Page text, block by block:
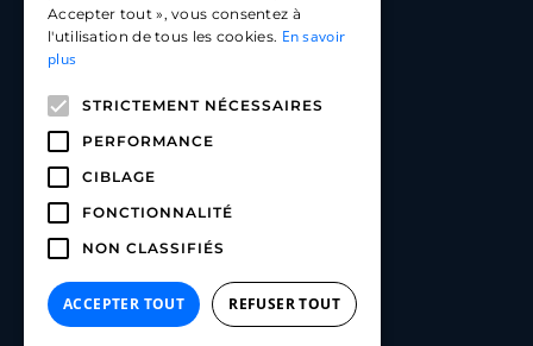
Carlo App | Instagram
Carlo App | Linkedin
Accepter tout », vous consentez à
l'utilisation de tous les cookies. En savoir
plus
STRICTEMENT NÉCESSAIRES
PERFORMANCE
CIBLAGE
FONCTIONNALITÉ
NON CLASSIFIÉS
ACCEPTER TOUT REFUSER TOUT